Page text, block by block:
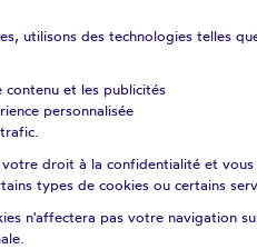
saint-père
utilisons des technologies telles
contenu et les publicités
personnalisée
votre droit à la confidentialité et
types de cookies ou certains
n'affectera pas votre navigation